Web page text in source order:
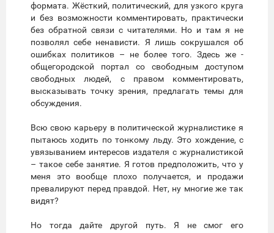
формата. Жёсткий, политический, для узкого круга
и без возможности комментировать, практически
без обратной связи с читателями. Но и там я не
позволял себе ненависти. Я лишь сокрушался об
ошибках политиков – не более того. Здесь же -
общегородской портал со свободным доступом
свободных людей, с правом комментировать,
высказывать точку зрения, предлагать темы для
обсуждения.
Всю свою карьеру в политической журналистике я
пытаюсь ходить по тонкому льду. Это хождение, с
увязыванием интересов издателя с журналистикой
– такое себе занятие. Я готов предположить, что у
меня это вообще плохо получается, и продажи
превалируют перед правдой. Нет, ну многие же так
видят?
Но тогда дайте другой путь. Я не смог его